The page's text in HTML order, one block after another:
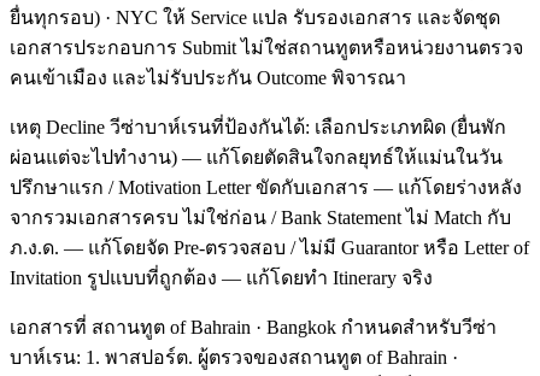
ยื่นทุกรอบ) · NYC ให้ Service แปล รับรองเอกสาร และจัดชุด
เอกสารประกอบการ Submit ไม่ใช่สถานทูตหรือหน่วยงานตรวจ
คนเข้าเมือง และไม่รับประกัน Outcome พิจารณา
เหตุ Decline วีซ่าบาห์เรนที่ป้องกันได้: เลือกประเภทผิด (ยื่นพัก
ผ่อนแต่จะไปทำงาน) — แก้โดยตัดสินใจกลยุทธ์ให้แม่นในวัน
ปรึกษาแรก / Motivation Letter ขัดกับเอกสาร — แก้โดยร่างหลัง
จากรวมเอกสารครบ ไม่ใช่ก่อน / Bank Statement ไม่ Match กับ
ภ.ง.ด. — แก้โดยจัด Pre-ตรวจสอบ / ไม่มี Guarantor หรือ Letter of
Invitation รูปแบบที่ถูกต้อง — แก้โดยทำ Itinerary จริง
เอกสารที่ สถานทูต of Bahrain · Bangkok กำหนดสำหรับวีซ่า
บาห์เรน: 1. พาสปอร์ต. ผู้ตรวจของสถานทูต of Bahrain ·